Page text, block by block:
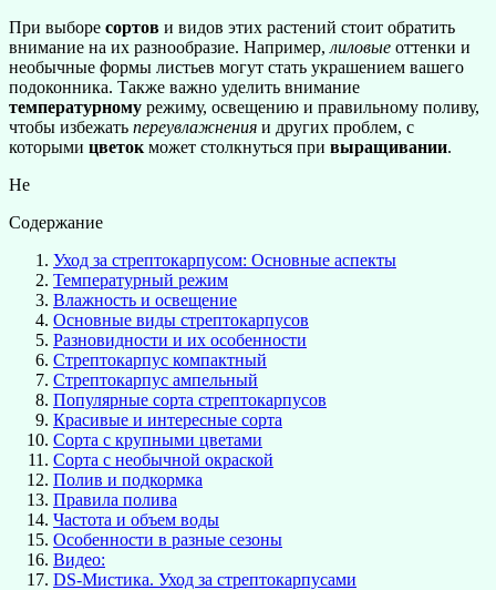
При выборе сортов и видов этих растений стоит обратить
внимание на их разнообразие. Например, лиловые оттенки и
необычные формы листьев могут стать украшением вашего
подоконника. Также важно уделить внимание
температурному режиму, освещению и правильному поливу,
чтобы избежать переувлажнения и других проблем, с
которыми цветок может столкнуться при выращивании.
Не
Содержание
Уход за стрептокарпусом: Основные аспекты
Температурный режим
Влажность и освещение
Основные виды стрептокарпусов
Разновидности и их особенности
Стрептокарпус компактный
Стрептокарпус ампельный
Популярные сорта стрептокарпусов
Красивые и интересные сорта
Сорта с крупными цветами
Сорта с необычной окраской
Полив и подкормка
Правила полива
Частота и объем воды
Особенности в разные сезоны
Видео:
DS-Мистика. Уход за стрептокарпусами